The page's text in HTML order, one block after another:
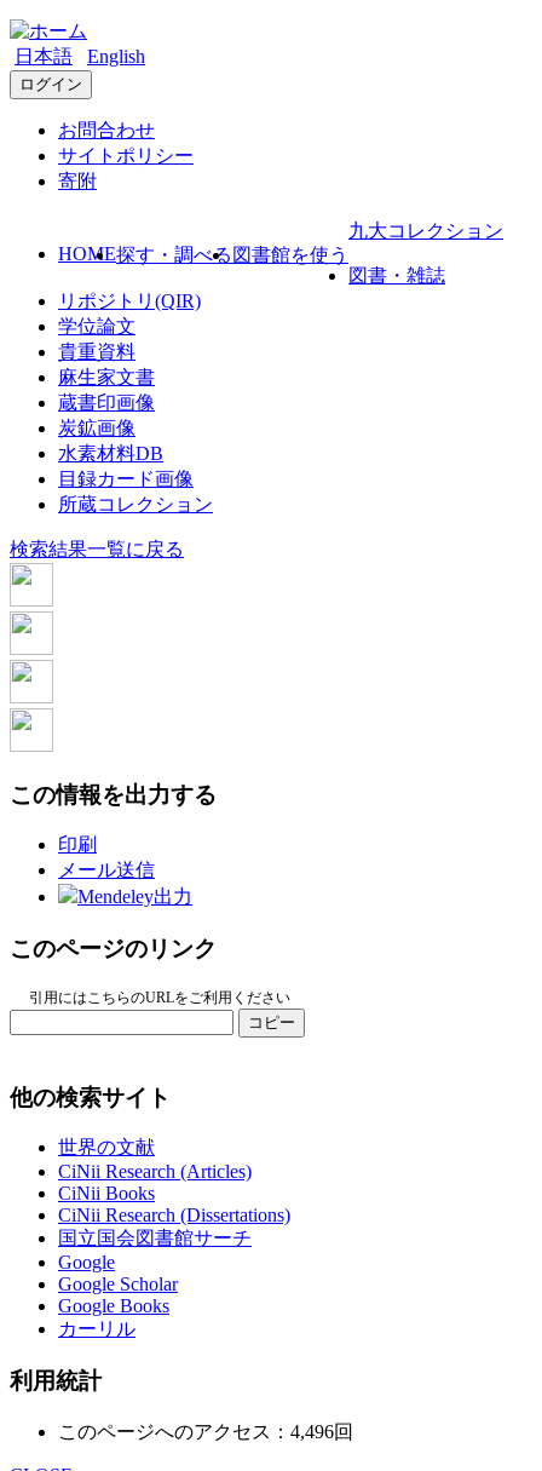
日本語 English
ログイン
お問合わせ
サイトポリシー
寄附
HOME探す・調べる 図書館を使う
九大コレクション
図書・雑誌
リポジトリ(QIR)
学位論文
貴重資料
麻生家文書
蔵書印画像
炭鉱画像
水素材料DB
目録カード画像
所蔵コレクション
検索結果一覧に戻る
この情報を出力する
印刷
メール送信
Mendeley出力
このページのリンク
引用にはこちらのURLをご利用ください
コピー
他の検索サイト
世界の文献
CiNii Research (Articles)
CiNii Books
CiNii Research (Dissertations)
国立国会図書館サーチ
Google
Google Scholar
Google Books
カーリル
利用統計
このページへのアクセス：4,496回